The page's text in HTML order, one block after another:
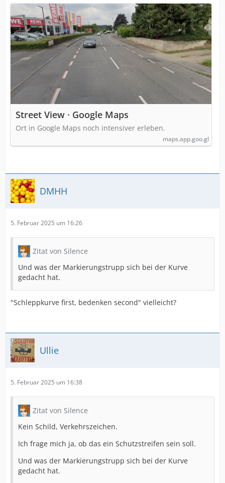
Street View · Google Maps
Ort in Google Maps noch intensiver erleben.
maps.app.goo.gl
DMHH
5. Februar 2025 um 16:26
Zitat von Silence
Und was der Markierungstrupp sich bei der Kurve
gedacht hat.
"Schleppkurve first, bedenken second" vielleicht?
Ullie
5. Februar 2025 um 16:38
Zitat von Silence
Kein Schild, Verkehrszeichen.
Ich frage mich ja, ob das ein Schutzstreifen sein soll.
Und was der Markierungstrupp sich bei der Kurve
gedacht hat.